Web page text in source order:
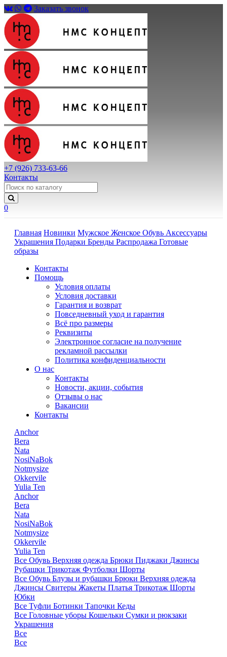
Заказать звонок
+7 (926) 733-63-66
Контакты
0
Главная Новинки Мужское Женское Обувь Аксессуары
Украшения Подарки Бренды Распродажа Готовые
образы
Контакты
Помощь
Условия оплаты
Условия доставки
Гарантия и возврат
Повседневный уход и гарантия
Всё про размеры
Реквизиты
Электронное согласие на получение
рекламной рассылки
Политика конфиденциальности
О нас
Контакты
Новости, акции, события
Отзывы о нас
Вакансии
Контакты
Anchor
Bera
Nata
NosiNaBok
Notmysize
Okkervile
Yulia Ten
Anchor
Bera
Nata
NosiNaBok
Notmysize
Okkervile
Yulia Ten
Все Обувь Верхняя одежда Брюки Пиджаки Джинсы
Рубашки Трикотаж Футболки Шорты
Все Обувь Блузы и рубашки Брюки Верхняя одежда
Джинсы Свитеры Жакеты Платья Трикотаж Шорты
Юбки
Все Туфли Ботинки Тапочки Кеды
Все Головные уборы Кошельки Сумки и рюкзаки
Украшения
Все
Все